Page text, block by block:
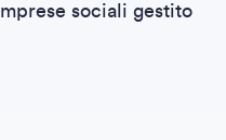
sociali gestito